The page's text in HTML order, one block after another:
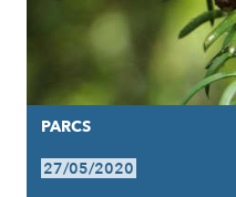
PARCS
27/05/2020